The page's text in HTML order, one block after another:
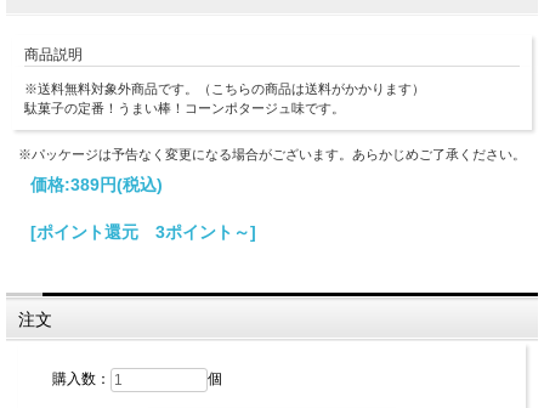
商品説明
※送料無料対象外商品です。（こちらの商品は送料がかかります）
駄菓子の定番！うまい棒！コーンポタージュ味です。
※パッケージは予告なく変更になる場合がございます。あらかじめご了承ください。
価格:389円(税込)
[ポイント還元 3ポイント～]
注文
購入数： 個